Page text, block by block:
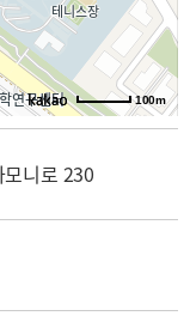
100m
니로 230